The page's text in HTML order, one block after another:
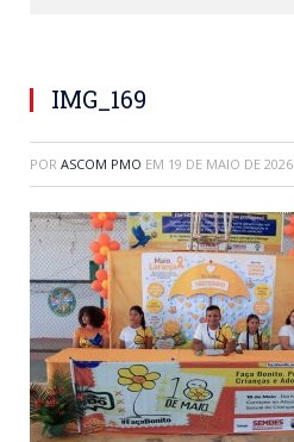
IMG_169
POR ASCOM PMO EM 19 DE MAIO DE 2026